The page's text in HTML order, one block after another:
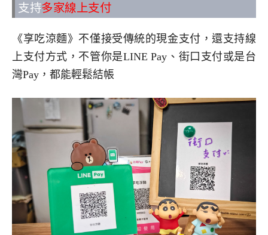
支持多家線上支付
《享吃涼麵》不僅接受傳統的現金支付，還支持線
上支付方式，不管你是LINE Pay、街口支付或是台
灣Pay，都能輕鬆結帳